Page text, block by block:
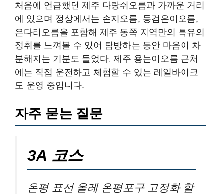
처음에 언급했던 제주 다랑쉬오름과 가까운 거리
에 있으며 정상에서는 손지오름, 동검은이오름,
은다리오름을 포함해 제주 동쪽 지역만의 특유의
정취를 느껴볼 수 있어 탐방하는 동안 마음이 차
분해지는 기분도 들었다. 제주 용눈이오름 근처
에는 직접 운전하고 체험할 수 있는 레일바이크
도 운영 중입니다.
자주 묻는 질문
3A 코스
온평 표선 올레 온평포구 고정화 할